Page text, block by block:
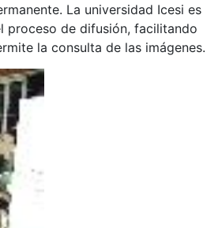
La universidad Icesi es
proceso de difusión, facilitando
la consulta de las imágenes.